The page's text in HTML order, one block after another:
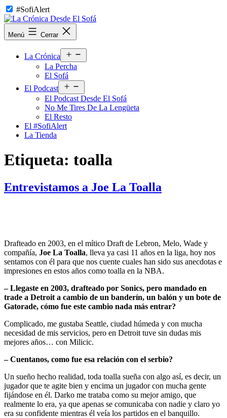
Saltar
al
contenido
#SofiAlert
La
Crónica
Menú Cerrar
La Crónica
el
La Percha
El Sofá
El Podcast
el
menú
El Podcast Desde El Sofá
No Me Tires De La Lengüeta
El Resto
El #SofiAlert
La Tienda
Etiqueta: toalla
Entrevistamos a Joe La Toalla
Drafteado en 2003, en el mítico Draft de Lebron, Melo, Wade y
compañía, Joe La Toalla, lleva ya casi 11 años en la liga, hoy nos
sentamos con él para que nos cuente cuales han sido sus anecdotas e
impresiones en estos años como toalla en la NBA.
– Llegaste en 2003, drafteado por Sonics, pero mandado en
trade a Detroit a cambio de un banderín, un balón y un bote de
Gatorade, cómo fue este cambio nada más entrar?
Complicado, me gustaba Seattle, ciudad húmeda y con mucha
necesidad de mis servicios, pero en Detroit tuve sin dudas mis
mejores años… con Milicic.
– Cuentanos, como fue esa relación con el serbio?
Un sueño hecho realidad, toda toalla sueña con algo así, es decir, un
jugador que te agite bien y encima un jugador con mucha gente
fijándose en él. Darko me trataba como su mejor amigo, que
realmente lo era, ya que apenas se comunicaba con nadie y claro yo
era su confidente mientras él veía los partidos en el banquillo.